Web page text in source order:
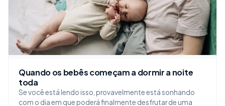
Quando os bebês começam a dormir a noite
toda
Se você está lendo isso, provavelmente está sonhando
com o dia em que poderá finalmente desfrutar de uma